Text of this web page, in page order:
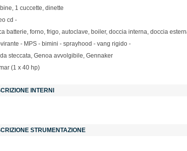
1 cuccette, dinette
cd -
batterie, forno, frigo, autoclave, boiler, doccia interna, doccia
- MPS - bimini - sprayhood - vang rigido -
steccata, Genoa avvolgibile, Gennaker
(1 x 40 hp)
INTERNI
STRUMENTAZIONE